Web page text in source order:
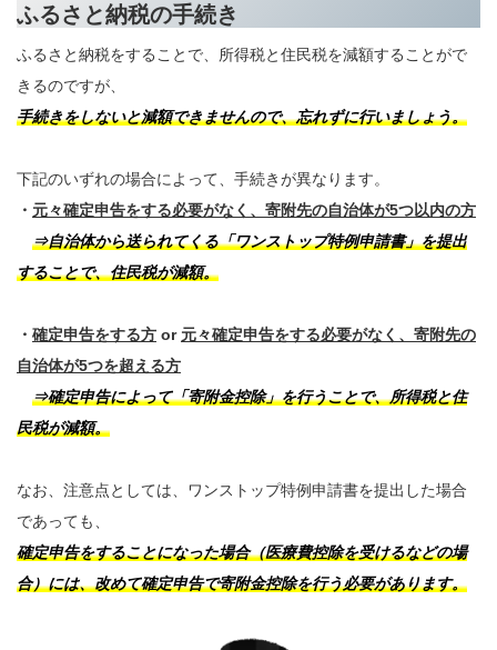
ふるさと納税の手続き
ふるさと納税をすることで、所得税と住民税を減額することがで
きるのですが、
手続きをしないと減額できませんので、忘れずに行いましょう。
下記のいずれの場合によって、手続きが異なります。
・ 元々確定申告をする必要がなく、寄附先の自治体が5つ以内の方
⇒自治体から送られてくる「ワンストップ特例申請書」を提出
することで、住民税が減額。
・ 確定申告をする方 or 元々確定申告をする必要がなく、寄附先の
自治体が5つを超える方
⇒確定申告によって「寄附金控除」を行うことで、所得税と住
民税が減額。
なお、注意点としては、ワンストップ特例申請書を提出した場合
であっても、
確定申告をすることになった場合（医療費控除を受けるなどの場
合）には、改めて確定申告で寄附金控除を行う必要があります。